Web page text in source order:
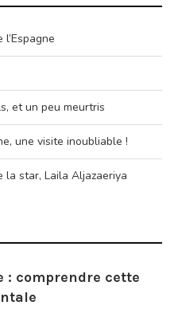
et un peu meurtris
une visite inoubliable !
la star, Laila Aljazaeriya
: comprendre cette